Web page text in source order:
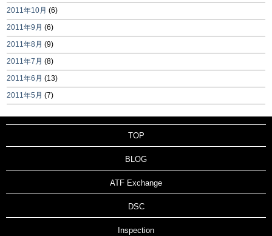
2011年10月 (6)
2011年9月 (6)
2011年8月 (9)
2011年7月 (8)
2011年6月 (13)
2011年5月 (7)
TOP
BLOG
ATF Exchange
DSC
Inspection